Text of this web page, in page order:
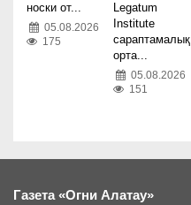
носки от...
05.08.2026
175
Legatum
Institute
сараптамалық
орта...
05.08.2026
151
Газета «Огни Алатау»